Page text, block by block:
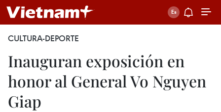
CULTURA-DEPORTE
Inauguran exposición en
honor al General Vo Nguyen
Giap